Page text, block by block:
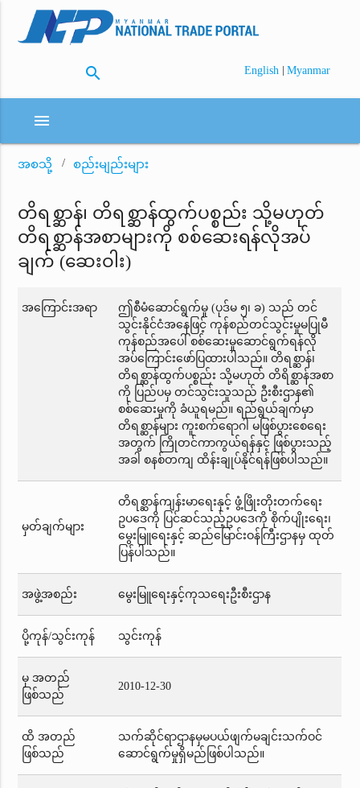
search English | Myanmar
menu
အစသို့ စည်းမျည်းများ
တိရစ္ဆာန်၊ တိရစ္ဆာန်ထွက်ပစ္စည်း သို့မဟုတ်
တိရစ္ဆာန်အစာများကို စစ်ဆေးရန်လိုအပ်
ချက် (ဆေးဝါး)
အကြောင်းအရာ
ဤစီမံဆောင်ရွက်မှု (ပုဒ်မ ၅၊ ခ) သည် တင်
သွင်းနိုင်ငံအနေဖြင့် ကုန်စည်တင်သွင်းမှုမပြုမီ
ကုန်စည်အပေါ် စစ်ဆေးမှုဆောင်ရွက်ရန်လို
အပ်ကြောင်းဖော်ပြထားပါသည်။ တိရစ္ဆာန်၊
တိရစ္ဆာန်ထွက်ပစ္စည်း သို့မဟုတ် တိရိစ္ဆာန်အစာ
ကို ပြည်ပမှ တင်သွင်းသူသည် ဦးစီးဌာန၏
စစ်ဆေးမှုကို ခံယူရမည်။ ရည်ရွယ်ချက်မှာ
တိရစ္ဆာန်များ ကူးစက်ရောဂါ မဖြစ်ပွားစေရေး
အတွက် ကြိုတင်ကာကွယ်ရန်နှင့် ဖြစ်ပွားသည့်
အခါ စနစ်တကျ ထိန်းချုပ်နိုင်ရန်ဖြစ်ပါသည်။
မှတ်ချက်များ
တိရစ္ဆာန်ကျန်းမာရေးနှင့် ဖွံ့ဖြိုးတိုးတက်ရေး
ဥပဒေကို ပြင်ဆင်သည့်ဥပဒေကို စိုက်ပျိုးရေး၊
မွေးမြူရေးနှင့် ဆည်မြောင်းဝန်ကြီးဌာနမှ ထုတ်
ပြန်ပါသည်။
အဖွဲ့အစည်း မွေးမြူရေးနှင့်ကုသရေးဦးစီးဌာန
ပို့ကုန်/သွင်းကုန် သွင်းကုန်
မှ အတည်
ဖြစ်သည်
2010-12-30
ထိ အတည်
ဖြစ်သည်
သက်ဆိုင်ရာဌာနမှမပယ်ဖျက်မချင်းသက်ဝင်
ဆောင်ရွက်မှုရှိမည်ဖြစ်ပါသည်။